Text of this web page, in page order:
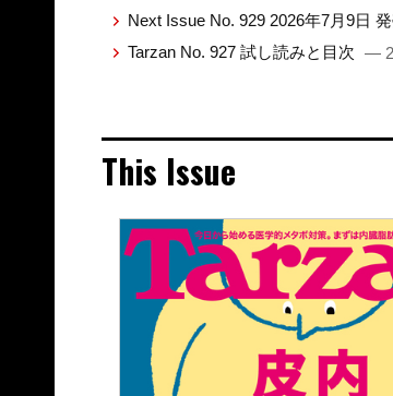
Next Issue No. 929 2026年7月9日
Tarzan No. 927 試し読みと目次 —
This Issue